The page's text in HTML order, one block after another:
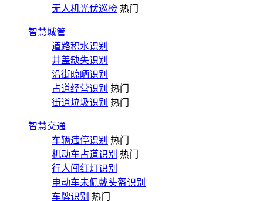
无人机光伏巡检 热门
智慧城管
道路积水识别
井盖缺失识别
沿街晾晒识别
占道经营识别 热门
街道垃圾识别 热门
智慧交通
车辆违停识别 热门
机动车占道识别 热门
行人闯红灯识别
电动车未佩戴头盔识别
车牌识别 热门